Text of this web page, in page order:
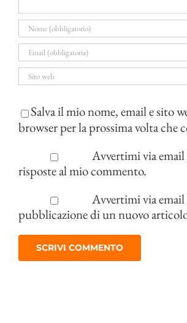
Salva il mio nome, email e sito
browser per la prossima volta che
Avvertimi via email
risposte al mio commento.
Avvertimi via email
pubblicazione di un nuovo